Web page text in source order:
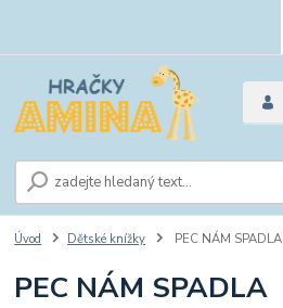
Úvod Dětské knížky PEC NÁM SPADLA
PEC NÁM SPADLA